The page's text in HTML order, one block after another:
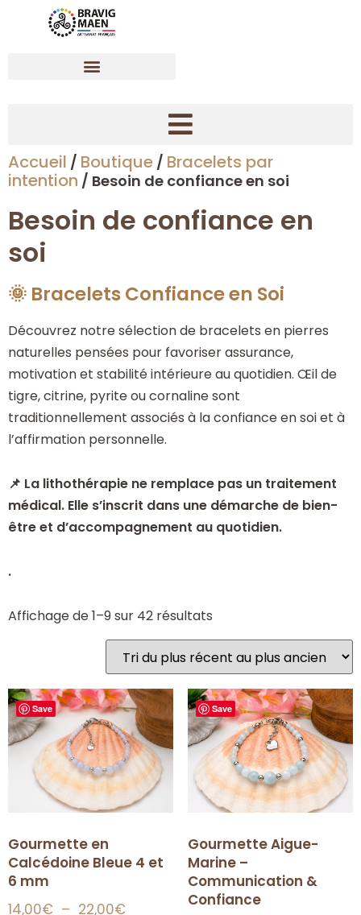
Accueil / Boutique / Bracelets par
intention / Besoin de confiance en soi
Besoin de confiance en
soi
🌞 Bracelets Confiance en Soi
Découvrez notre sélection de bracelets en pierres
naturelles pensées pour favoriser assurance,
motivation et stabilité intérieure au quotidien. Œil de
tigre, citrine, pyrite ou cornaline sont
traditionnellement associés à la confiance en soi et à
l’affirmation personnelle.
📌 La lithothérapie ne remplace pas un traitement
médical. Elle s’inscrit dans une démarche de bien-
être et d’accompagnement au quotidien.
.
Affichage de 1–9 sur 42 résultats
Save
Gourmette en
Calcédoine Bleue 4 et
6 mm
14,00€ – 22,00€
Save
Gourmette Aigue-
Marine –
Communication &
Confiance